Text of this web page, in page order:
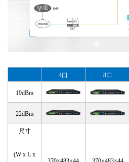
4口 8口
19dBm
22dBm
尺寸
(W x L x